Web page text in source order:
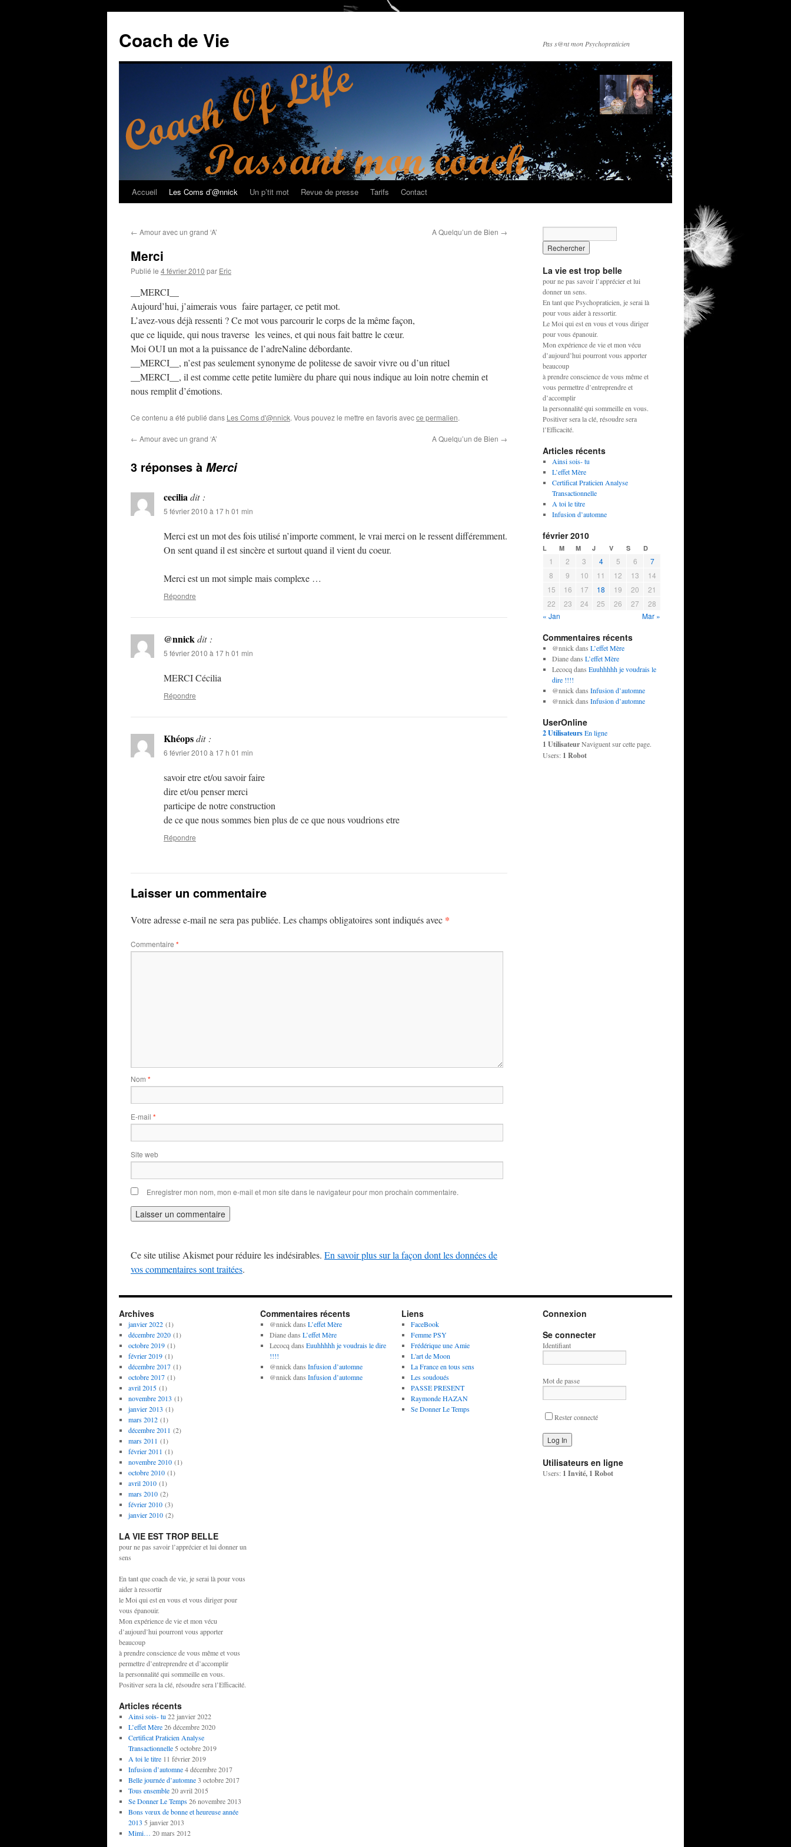
Coach de Vie Pas s@nt mon Psychopraticien
Aller
contenu
Accueil Les Coms d’@nnick Un p’tit mot Revue de presse Tarifs Contact
← Amour avec un grand ‘A’ A Quelqu’un de Bien →
Merci
Publié le 4 février 2010 par Eric
__MERCI__
Aujourd’hui, j’aimerais vous faire partager, ce petit mot.
L’avez-vous déjà ressenti ? Ce mot vous parcourir le corps de la même façon,
que ce liquide, qui nous traverse les veines, et qui nous fait battre le cœur.
Moi OUI un mot a la puissance de l’adreNaline débordante.
__MERCI__, n’est pas seulement synonyme de politesse de savoir vivre ou d’un rituel
__MERCI__, il est comme cette petite lumière du phare qui nous indique au loin notre chemin et
nous remplit d’émotions.
Ce contenu a été publié dans Les Coms d'@nnick. Vous pouvez le mettre en favoris avecce permalien.
← Amour avec un grand ‘A’ A Quelqu’un de Bien →
3 réponses à Merci
ceciliadit :
5 février 2010 à 17 h 01 min
Merci est un mot des fois utilisé n’importe comment, le vrai merci on le ressent différemment.
On sent quand il est sincère et surtout quand il vient du coeur.
Merci est un mot simple mais complexe …
Répondre
@nnickdit :
5 février 2010 à 17 h 01 min
MERCI Cécilia
Répondre
Khéopsdit :
6 février 2010 à 17 h 01 min
savoir etre et/ou savoir faire
dire et/ou penser merci
participe de notre construction
de ce que nous sommes bien plus de ce que nous voudrions etre
Répondre
Laisser un commentaire
Votre adresse e-mail ne sera pas publiée. Les champs obligatoires sont indiqués avec *
Commentaire *
Nom *
E-mail *
Site web
Enregistrer mon nom, mon e-mail et mon site dans le navigateur pour mon prochain commentaire.
Ce site utilise Akismet pour réduire les indésirables. En savoir plus sur la façon dont les données de
vos commentaires sont traitées.
La vie est trop belle
pour ne pas savoir l’apprécier et lui
donner un sens.
En tant que Psychopraticien, je serai là
pour vous aider à ressortir.
Le Moi qui est en vous et vous diriger
pour vous épanouir.
Mon expérience de vie et mon vécu
d’aujourd’hui pourront vous apporter
beaucoup
à prendre conscience de vous même et
vous permettre d’entreprendre et
d’accomplir
la personnalité qui sommeille en vous.
Positiver sera la clé, résoudre sera
l’Efficacité.
Articles récents
Ainsi sois- tu
L’effet Mère
Certificat Praticien Analyse
Transactionnelle
A toi le titre
Infusion d’automne
février 2010
L M M J V S D
1 2 3 4 5 6
7
8
9 10 11 12 13
14
15
16 17 18 19 20
21
22
23 24 25 26 27
28
« Jan
Mar »
Commentaires récents
@nnickdans L’effet Mère
Dianedans L’effet Mère
Lecocq dans Euuhhhhh je voudrais le
dire !!!!
@nnickdans Infusion d’automne
@nnickdans Infusion d’automne
UserOnline
2 UtilisateursEn ligne
1 UtilisateurNaviguent sur cette page.
Users: 1 Robot
Archives
janvier 2022(1)
décembre 2020(1)
octobre 2019(1)
février 2019(1)
décembre 2017(1)
octobre 2017(1)
avril 2015(1)
novembre 2013 (1)
janvier 2013 (1)
mars 2012(1)
décembre 2011 (2)
mars 2011 (1)
février 2011 (1)
novembre 2010(1)
octobre 2010(1)
avril 2010(1)
mars 2010(2)
février 2010(3)
janvier 2010(2)
LA VIE EST TROP BELLE
pour ne pas savoir l’apprécier et lui donner un
sens
En tant que coach de vie, je serai là pour vous
aider à ressortir
le Moi qui est en vous et vous diriger pour
vous épanouir.
Mon expérience de vie et mon vécu
d’aujourd’hui pourront vous apporter
beaucoup
à prendre conscience de vous même et vous
permettre d’entreprendre et d’accomplir
la personnalité qui sommeille en vous.
Positiver sera la clé, résoudre sera l’Efficacité.
Articles récents
Ainsi sois- tu 22 janvier 2022
L’effet Mère 26 décembre 2020
Certificat Praticien Analyse
Transactionnelle 5 octobre 2019
A toi le titre 11 février 2019
Infusion d’automne 4 décembre 2017
Belle journée d’automne 3 octobre 2017
Tous ensemble 20 avril 2015
Se Donner Le Temps 26 novembre 2013
Bons vœux de bonne et heureuse année
2013 5 janvier 2013
Mimi… 20 mars 2012
Commentaires récents
@nnickdans L’effet Mère
Dianedans L’effet Mère
Lecocq dans Euuhhhhh je voudrais le dire
!!!!
@nnickdans Infusion d’automne
@nnickdans Infusion d’automne
Liens
FaceBook
Femme PSY
Frédérique une Amie
L'art de Moon
La France en tous sens
Les soudoués
PASSE PRESENT
Raymonde HAZAN
Se Donner Le Temps
Connexion
Se connecter
Identifiant
Mot de passe
Rester connecté
Utilisateurs en ligne
Users: 1 Invité, 1 Robot